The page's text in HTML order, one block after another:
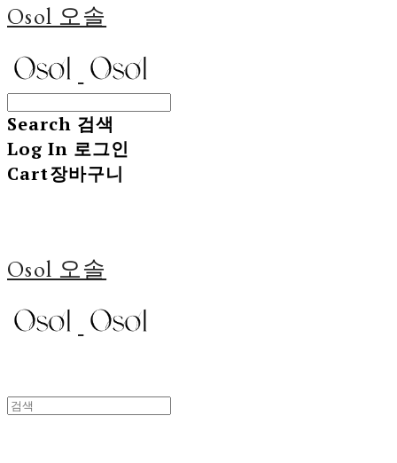
Osol 오솔
Search 검색
Log In 로그인
Cart장바구니
Osol 오솔